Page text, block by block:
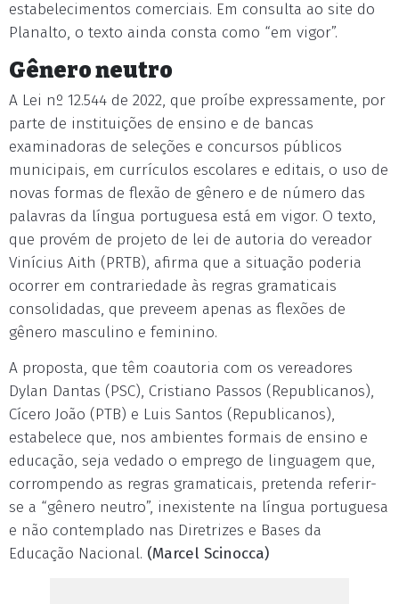
estabelecimentos comerciais. Em consulta ao site do
Planalto, o texto ainda consta como “em vigor”.
Gênero neutro
A Lei nº 12.544 de 2022, que proíbe expressamente, por
parte de instituições de ensino e de bancas
examinadoras de seleções e concursos públicos
municipais, em currículos escolares e editais, o uso de
novas formas de flexão de gênero e de número das
palavras da língua portuguesa está em vigor. O texto,
que provém de projeto de lei de autoria do vereador
Vinícius Aith (PRTB), afirma que a situação poderia
ocorrer em contrariedade às regras gramaticais
consolidadas, que preveem apenas as flexões de
gênero masculino e feminino.
A proposta, que têm coautoria com os vereadores
Dylan Dantas (PSC), Cristiano Passos (Republicanos),
Cícero João (PTB) e Luis Santos (Republicanos),
estabelece que, nos ambientes formais de ensino e
educação, seja vedado o emprego de linguagem que,
corrompendo as regras gramaticais, pretenda referir-
se a “gênero neutro”, inexistente na língua portuguesa
e não contemplado nas Diretrizes e Bases da
Educação Nacional. (Marcel Scinocca)